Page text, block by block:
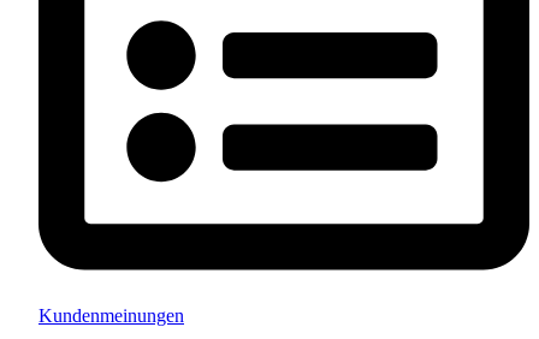
Kundenmeinungen